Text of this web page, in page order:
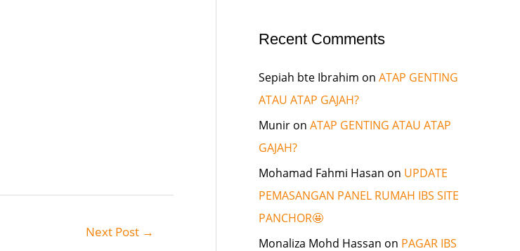
Next Post →
Recent Comments
Sepiah bte Ibrahim on ATAP GENTING
ATAU ATAP GAJAH?
Munir on ATAP GENTING ATAU ATAP
GAJAH?
Mohamad Fahmi Hasan on UPDATE
PEMASANGAN PANEL RUMAH IBS SITE
PANCHOR🤩
Monaliza Mohd Hassan on PAGAR IBS